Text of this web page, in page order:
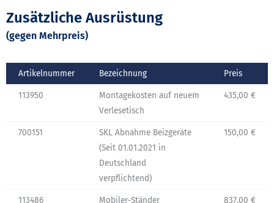
Zusätzliche Ausrüstung
(gegen Mehrpreis)
Artikelnummer Bezeichnung Preis
113950
Montagekosten auf neuem
Verlesetisch
435,00 €
700151
SKL Abnahme Beizgeräte
(Seit 01.01.2021 in
Deutschland
verpflichtend)
150,00 €
113486 Mobiler-Ständer 837,00 €